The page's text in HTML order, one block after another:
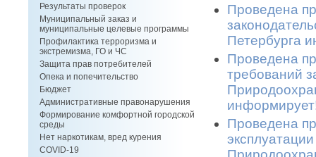
Результаты проверок
Муниципальный заказ и
муниципальные целевые программы
Профилактика терроризма и
экстремизма, ГО и ЧС
Защита прав потребителей
Опека и попечительство
Бюджет
Административные правонарушения
Формирование комфортной городской
среды
Нет наркотикам, вред курения
COVID-19
Проведена
Петербурга
Проведена
требований
Проведена